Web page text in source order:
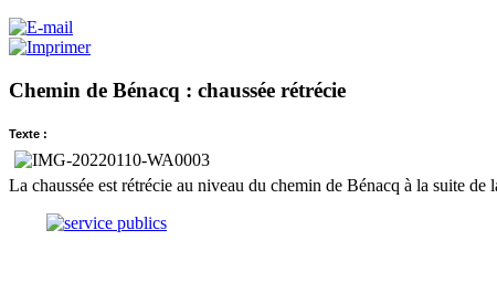
Chemin de Bénacq : chaussée rétrécie
Texte :
La chaussée est rétrécie au niveau du chemin de Bénacq à la suite